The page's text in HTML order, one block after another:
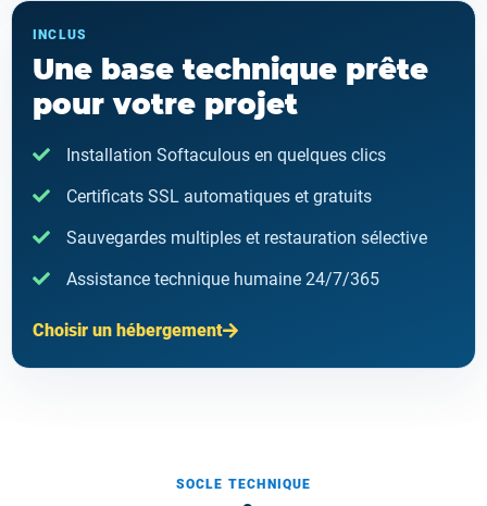
INCLUS
Une base technique prête
pour votre projet
Installation Softaculous en quelques clics
Certificats SSL automatiques et gratuits
Sauvegardes multiples et restauration sélective
Assistance technique humaine 24/7/365
Choisir un hébergement
SOCLE TECHNIQUE